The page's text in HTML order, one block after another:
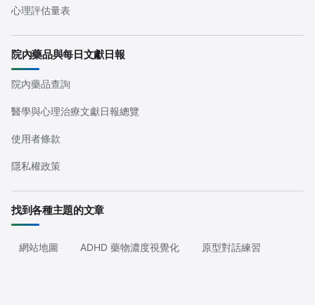
心理評估量表
院內藥品與每日文獻日報
院內藥品查詢
醫學與心理治療文獻日報總覽
使用者條款
隱私權政策
找到各種主題的文章
網站地圖 ADHD 藥物濃度視覺化 原型對話練習